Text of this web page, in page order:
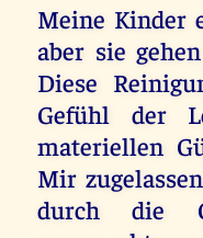
Meine Kinder
aber sie
Diese
Gefühl der
materiellen
Mir
durch die